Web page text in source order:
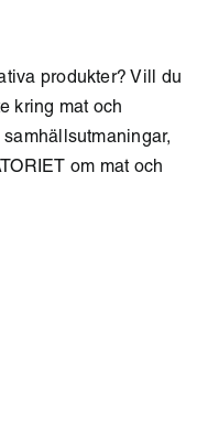
produkter? Vill du
kring mat och
om mat och